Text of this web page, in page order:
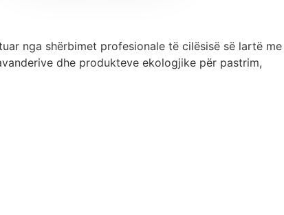
nga shërbimet profesionale të cilësisë së lartë me
dhe produkteve ekologjike për pastrim,